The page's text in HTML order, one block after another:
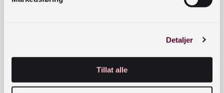
Detaljer
Tillat alle
Karpe på vei inn i